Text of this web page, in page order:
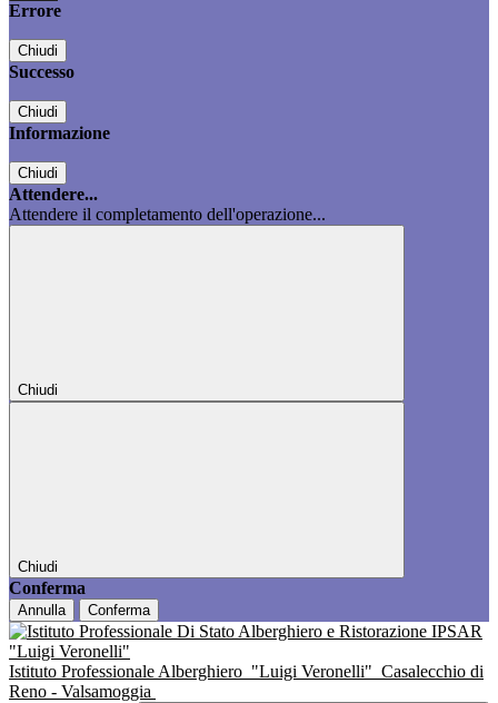
Errore
Chiudi
Successo
Chiudi
Informazione
Chiudi
Attendere...
Attendere il completamento dell'operazione...
Chiudi
Chiudi
Conferma
Annulla Conferma
Istituto Professionale Alberghiero "Luigi Veronelli" Casalecchio di
Reno - Valsamoggia